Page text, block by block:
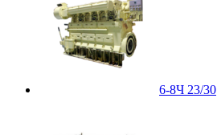
6-8Ч 23/30